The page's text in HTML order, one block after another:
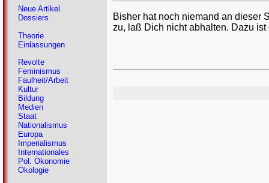
Bisher hat noch niemand an dieser
zu, laß Dich nicht abhalten. Dazu
Neue Artikel
Dossiers
Theorie
Einlassungen
Revolte
Feminismus
Faulheit/Arbeit
Kultur
Bildung
Medien
Staat
Nationalismus
Europa
Imperialismus
Internationales
Pol. Ökonomie
Ökologie